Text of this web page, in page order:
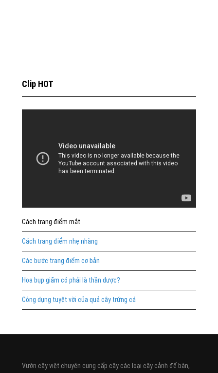
Clip HOT
Cách trang điểm mắt
Cách trang điểm nhẹ nhàng
Các bước trang điểm cơ bản
Hoa bụp giấm có phải là thần dược?
Công dụng tuyệt vời của quả cây trứng cá
Vườn cây việt chuyên cung cấp cây các loại cây cảnh để bàn,